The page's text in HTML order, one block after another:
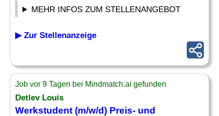
MEHR INFOS ZUM STELLENANGEBOT
▶ Zur Stellenanzeige
Job vor 9 Tagen bei Mindmatch.ai gefunden
Detlev Louis
Werkstudent (m/w/d) Preis- und